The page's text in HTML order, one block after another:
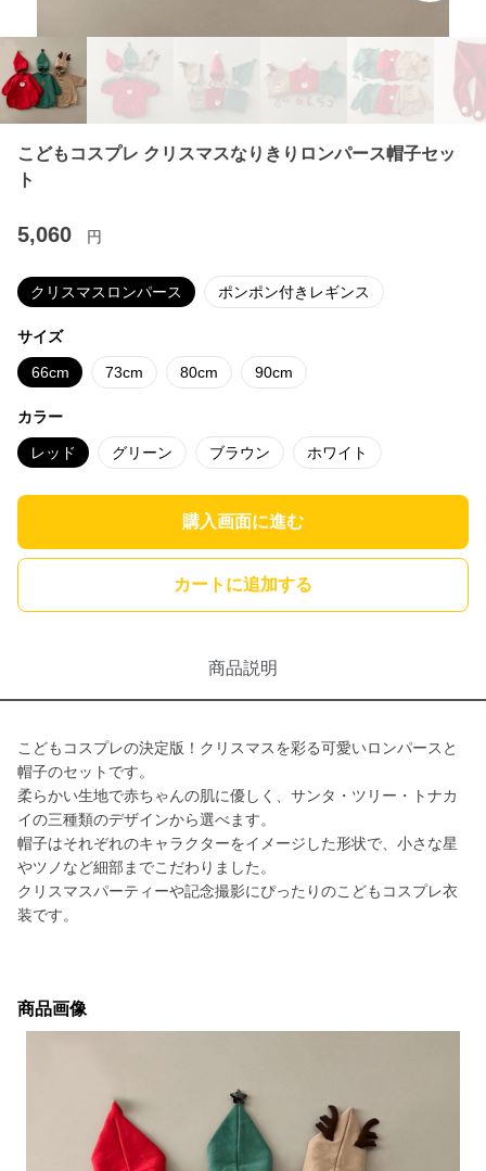
こどもコスプレ クリスマスなりきりロンパース帽子セッ
ト
5,060 円
クリスマスロンパース ポンポン付きレギンス
サイズ
66cm 73cm 80cm 90cm
カラー
レッド グリーン ブラウン ホワイト
購入画面に進む
カートに追加する
商品説明
こどもコスプレの決定版！クリスマスを彩る可愛いロンパースと
帽子のセットです。
柔らかい生地で赤ちゃんの肌に優しく、サンタ・ツリー・トナカ
イの三種類のデザインから選べます。
帽子はそれぞれのキャラクターをイメージした形状で、小さな星
やツノなど細部までこだわりました。
クリスマスパーティーや記念撮影にぴったりのこどもコスプレ衣
装です。
商品画像